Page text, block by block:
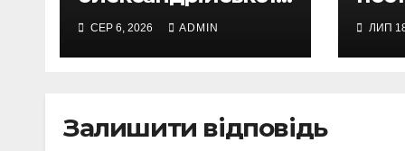
поліції можуть
приватизувати за
2,8 млн грн
СЕР 6, 2026 ADMIN ЛИП
Залишити відповідь